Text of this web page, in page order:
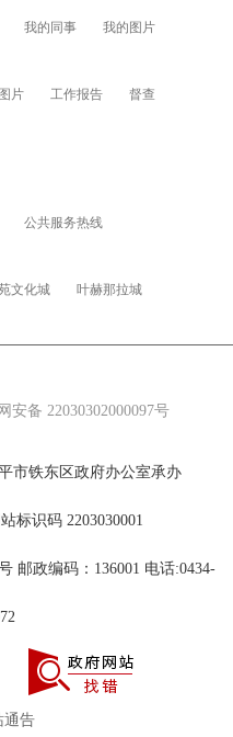
我的同事 我的图片
图片 工作报告 督查
公共服务热线
文化城 叶赫那拉城
安备 22030302000097号
市铁东区政府办公室承办
标识码 2203030001
邮政编码：136001 电话:0434-
通告